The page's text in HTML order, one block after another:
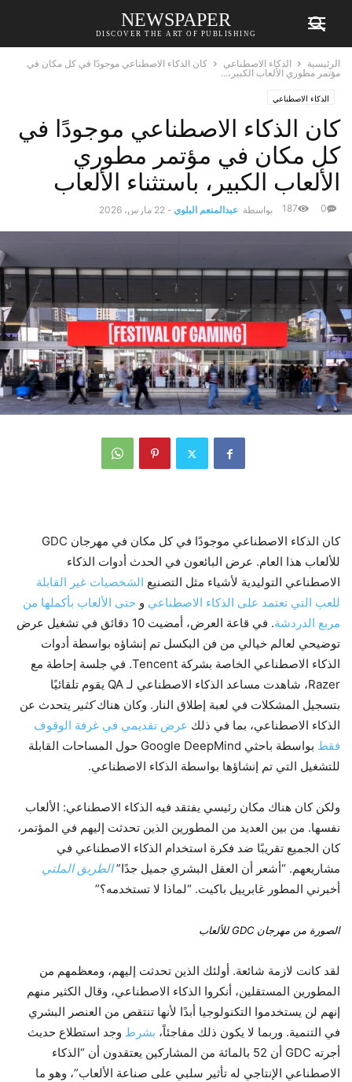
NEWSPAPER
DISCOVER THE ART OF PUBLISHING
الرئيسية الذكاء الاصطناعي
كان الذكاء الاصطناعي موجودًا في كل مكان في
مؤتمر مطوري الألعاب الكبير،...
الذكاء الاصطناعي
كان الذكاء الاصطناعي موجودًا في
كل مكان في مؤتمر مطوري
الألعاب الكبير، باستثناء الألعاب
بواسطة عبدالمنعم البلوي - 22 مارس، 2026 0
187
كان الذكاء الاصطناعي موجودًا في كل مكان في مهرجان GDC
للألعاب هذا العام. عرض البائعون في الحدث أدوات الذكاء
الاصطناعي التوليدية لأشياء مثل التصنيع الشخصيات غير القابلة
للعب التي تعتمد على الذكاء الاصطناعي و حتى الألعاب بأكملها من
مربع الدردشة
. في قاعة العرض، أمضيت 10 دقائق في تشغيل عرض
توضيحي لعالم خيالي من فن البكسل تم إنشاؤه بواسطة أدوات
الذكاء الاصطناعي الخاصة بشركة Tencent. في جلسة إحاطة مع
Razer، شاهدت مساعد الذكاء الاصطناعي لـ QA يقوم تلقائيًا
بتسجيل المشكلات في لعبة إطلاق النار. وكان هناككثير يتحدث عن
الذكاء الاصطناعي، بما في ذلك عرض تقديمي في غرفة الوقوف
فقط
بواسطة باحثي Google DeepMind حول المساحات القابلة
للتشغيل التي تم إنشاؤها بواسطة الذكاء الاصطناعي.
ولكن كان هناك مكان رئيسي يفتقد فيه الذكاء الاصطناعي: الألعاب
نفسها. من بين العديد من المطورين الذين تحدثت إليهم في المؤتمر،
كان الجميع تقريبًا ضد فكرة استخدام الذكاء الاصطناعي في
مشاريعهم. “أشعر أن العقل البشري جميل جدًا”الطريق الملتي
أخبرني المطور غابرييل باكيت. “لماذا لا تستخدمه؟”
الصورة من مهرجان GDC للألعاب
لقد كانت لازمة شائعة. أولئك الذين تحدثت إليهم، ومعظمهم من
المطورين المستقلين، أنكروا الذكاء الاصطناعي، وقال الكثير منهم
إنهم لن يستخدموا التكنولوجيا أبدًا لأنها تنتقص من العنصر البشري
في التنمية. وربما لا يكون ذلك مفاجئاً، بشرط وجد استطلاع حديث
أجرته GDC أن 52 بالمائة من المشاركين يعتقدون أن “الذكاء
الاصطناعي الإنتاجي له تأثير سلبي على صناعة الألعاب”، وهو ما